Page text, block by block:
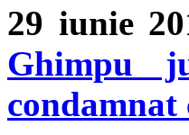
29 iunie
Ghimpu